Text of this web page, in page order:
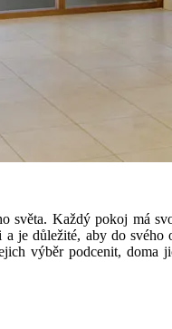
světa. Každý pokoj má
je důležité, aby do
výběr podcenit,